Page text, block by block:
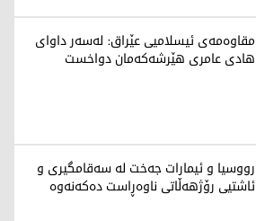
مقاوەمەی ئیسلامیی عێراق: لەسەر داوای
هادی عامری هێرشەکەمان دواخست
رووسیا و ئیمارات جەخت لە سەقامگیری و
ئاشتیی رۆژهەڵاتی ناوەڕاست دەکەنەوە